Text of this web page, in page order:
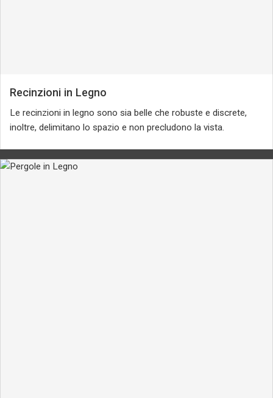
Recinzioni in Legno
Le recinzioni in legno sono sia belle che robuste e discrete,
inoltre, delimitano lo spazio e non precludono la vista.